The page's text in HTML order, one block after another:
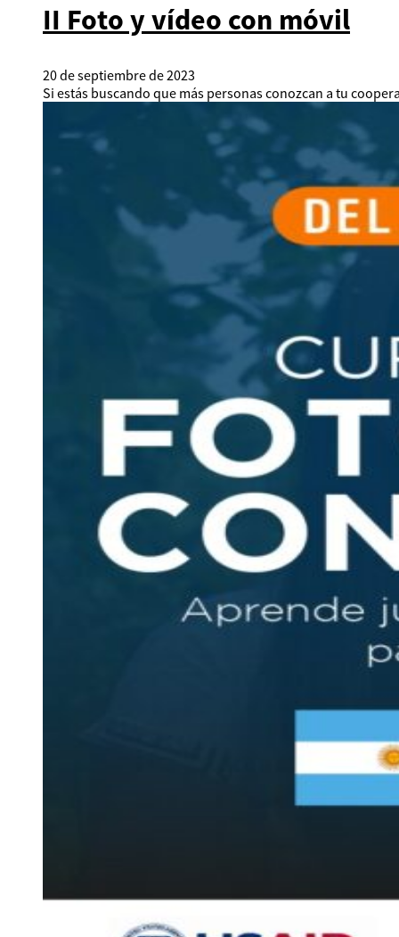
II Foto y vídeo con móvil
20 de septiembre de 2023
Si estás buscando que más personas conozcan a tu